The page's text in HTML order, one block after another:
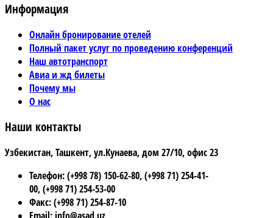
Информация
Онлайн бронирование отелей
Полный пакет услуг по проведению конференций
Наш автотранспорт
Авиа и жд билеты
Почему мы
О нас
Наши контакты
Узбекистан, Ташкент, ул.Кунаева, дом 27/10, офис 23
Телефон: (+998 78) 150-62-80, (+998 71) 254-41-
00, (+998 71) 254-53-00
Факс: (+998 71) 254-87-10